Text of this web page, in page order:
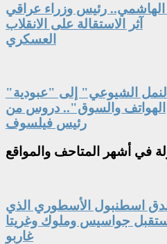
رئيس وزراء عراقي
آثر الاستقالة على الانقلاب
العسكري
"من النمل الشيوعي" إلى "عبودية
الهواتف والسوق".. دروس من
رئيس فيلسوف
في أشهر المتاحف والمواقع
اسطنبول الأسطوري الذي
جواسيس وملوك وغريتا
غاربو